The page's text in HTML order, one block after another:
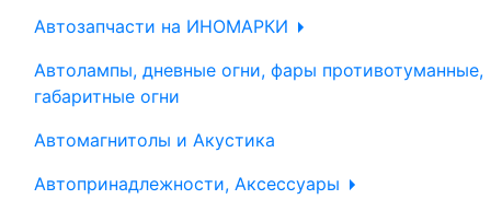
Автозапчасти на ИНОМАРКИ
Автолампы, дневные огни, фары противотуманные,
габаритные огни
Автомагнитолы и Акустика
Автопринадлежности, Аксессуары